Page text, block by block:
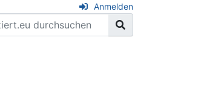
Anmelden